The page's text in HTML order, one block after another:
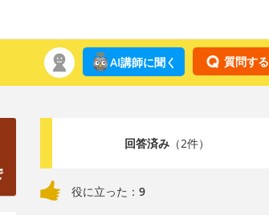
質問する
AI講師に聞く
回答済み（2件）
役に立った： 9